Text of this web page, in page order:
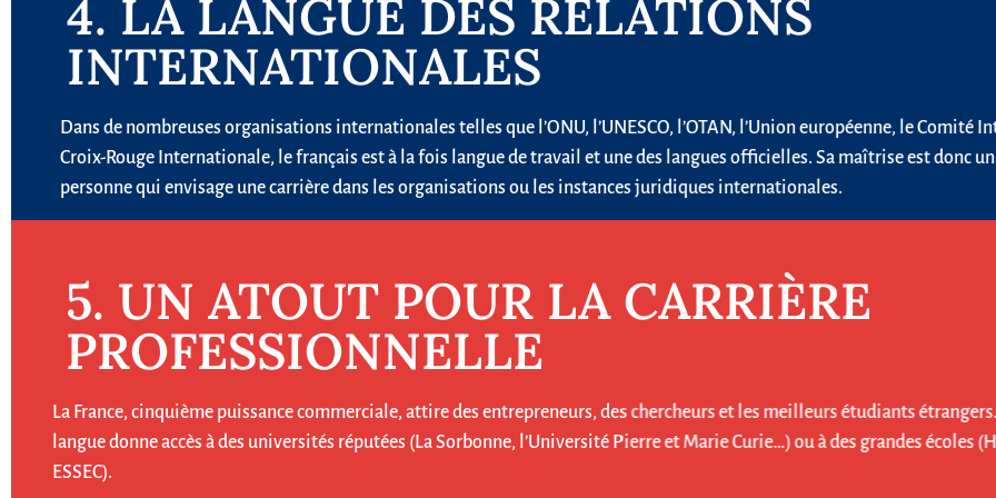
4. LA LANGUE DES RELATIONS
INTERNATIONALES
Dans de nombreuses organisations internationales telles que l’ONU, l’UNESCO, l’OTAN, l’Union européenne, le
Croix-Rouge Internationale, le français est à la fois langue de travail et une des langues officielles. Sa maîtrise est donc
personne qui envisage une carrière dans les organisations ou les instances juridiques internationales.
5. UN ATOUT POUR LA CARRIÈRE
PROFESSIONNELLE
La France, cinquième puissance commerciale, attire des entrepreneurs, des chercheurs et les meilleurs étudiants
langue donne accès à des universités réputées (La Sorbonne, l’Université Pierre et Marie Curie…) ou à des grandes écoles
ESSEC).